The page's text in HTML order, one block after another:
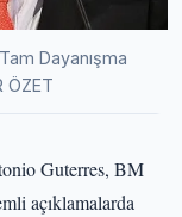
Dayanışma
ÖZET
Guterres, BM
açıklamalarda